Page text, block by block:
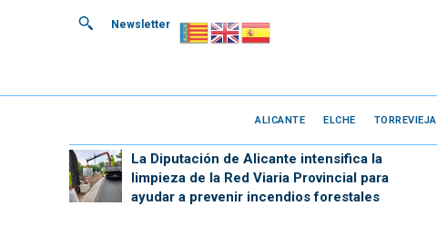
Newsletter
ALICANTE ELCHE TORREVIEJA
La Diputación de Alicante intensifica la
limpieza de la Red Viaria Provincial para
ayudar a prevenir incendios forestales